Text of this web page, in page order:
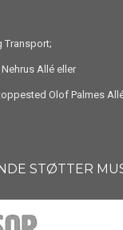
Allé eller
Olof Palmes
STØTTER